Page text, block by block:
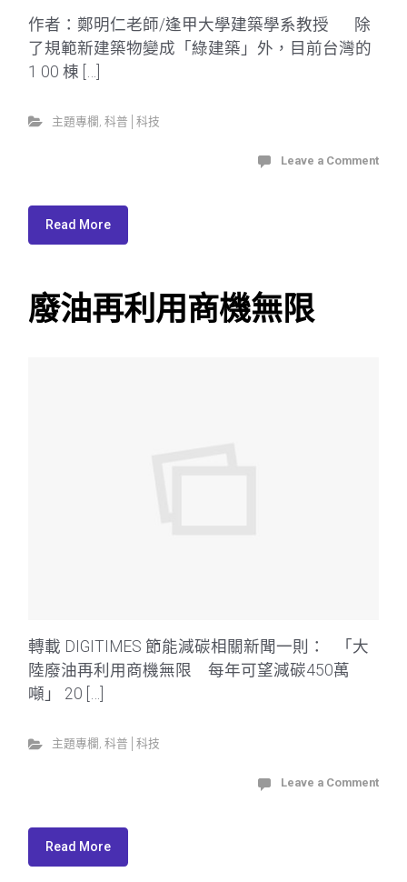
作者：鄭明仁老師/逢甲大學建築學系教授 除
了規範新建築物變成「綠建築」外，目前台灣的
1 00 棟 […]
主題專欄 科普│科技
Leave a Comment
Read More
廢油再利用商機無限
轉載 DIGITIMES 節能減碳相關新聞一則： 「大
陸廢油再利用商機無限 每年可望減碳450萬
噸」 20 […]
主題專欄 , 科普│科技
Leave a Comment
Read More